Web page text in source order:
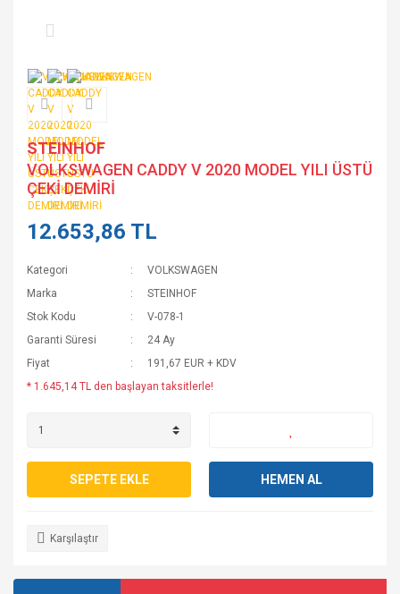
STEINHOF
VOLKSWAGEN CADDY V 2020 MODEL YILI ÜSTÜ
ÇEKİ DEMİRİ
12.653,86 TL
Kategori
VOLKSWAGEN
Marka
STEINHOF
Stok Kodu
V-078-1
Garanti Süresi
24 Ay
Fiyat
191,67 EUR + KDV
* 1.645,14 TL den başlayan taksitlerle!
SEPETE EKLE HEMEN AL
Karşılaştır